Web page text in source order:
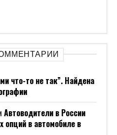
что-то не так”. Найдена
Автоводители в России
опций в автомобиле в